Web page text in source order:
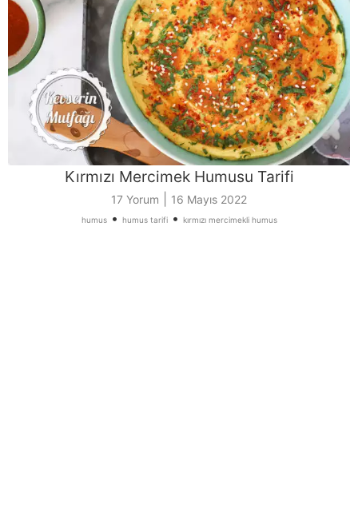
Kırmızı Mercimek Humusu Tarifi
17 Yorum 16 Mayıs 2022
humus• humus tarifi• kırmızı mercimekli humus